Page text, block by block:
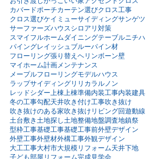
カバードポーチカーテン選びクロス工事
クロス選びケイミューサイディングサンゲツ
サーファーズハウスシロアリ対策
スマイフルホームダイニングテーブルニチハ
パイングレイッシュブルーパイン材
フローリング張り替え ヘリンボーン壁
マイホーム計画 メンテナンス
メープルフローリングモデルハウス
ラップサイディングリリカラ ルノン
レッドシダー 上棟 上棟準備内装工事内装建具
冬の工事勾配天井吹き付け工事吹き抜け
吹き抜けのある家吹き抜けリビング回遊動線
土台敷き 土地探し土地整備地盤調査地鎮祭
型枠工事基礎工事基礎工事前外壁デザイン
外壁工事外壁材外構工事外観デザイン
大工工事大村市大規模リフォーム天井下地
子ども部屋リフォーム完成見学会